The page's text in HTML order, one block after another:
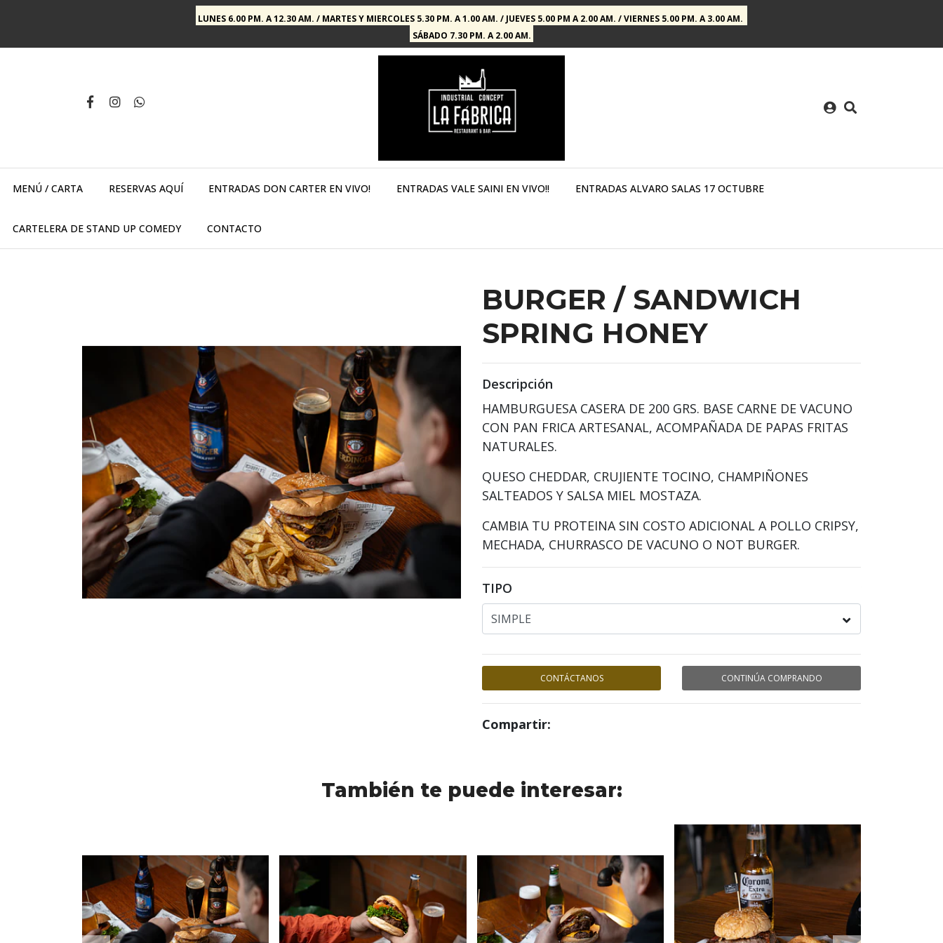
LUNES 6.00 PM. A 12.30 AM. / MARTES Y MIERCOLES 5.30 PM. A 1.00 AM. / JUEVES 5.00 PM A 2.00 AM. / VIERNES 5.00 PM. A 3.00 AM.
SÁBADO 7.30 PM. A 2.00 AM.
MENÚ / CARTA RESERVAS AQUÍ ENTRADAS DON CARTER EN VIVO! ENTRADAS VALE SAINI EN VIVO!! ENTRADAS ALVARO SALAS 17 OCTUBRE
CARTELERA DE STAND UP COMEDY CONTACTO
BURGER / SANDWICH
SPRING HONEY
Descripción
HAMBURGUESA CASERA DE 200 GRS. BASE CARNE DE VACUNO
CON PAN FRICA ARTESANAL, ACOMPAÑADA DE PAPAS FRITAS
NATURALES.
QUESO CHEDDAR, CRUJIENTE TOCINO, CHAMPIÑONES
SALTEADOS Y SALSA MIEL MOSTAZA.
CAMBIA TU PROTEINA SIN COSTO ADICIONAL A POLLO CRIPSY,
MECHADA, CHURRASCO DE VACUNO O NOT BURGER.
TIPO
CONTÁCTANOS CONTINÚA COMPRANDO
Compartir:
También te puede interesar: